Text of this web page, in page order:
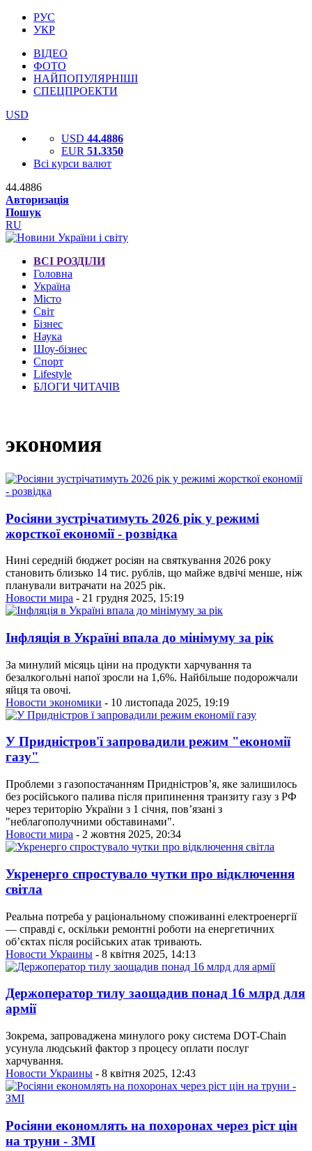
РУС
УКР
ВІДЕО
ФОТО
НАЙПОПУЛЯРНІШІ
СПЕЦПРОЕКТИ
USD
USD 44.4886
EUR 51.3350
Всі курси валют
44.4886
Авторизація
Пошук
RU
ВСІ РОЗДІЛИ
Головна
Україна
Місто
Світ
Бізнес
Наука
Шоу-бізнес
Спорт
Lifestyle
БЛОГИ ЧИТАЧІВ
экономия
Росіяни зустрічатимуть 2026 рік у режимі
жорсткої економії - розвідка
Нині середній бюджет росіян на святкування 2026 року
становить близько 14 тис. рублів, що майже вдвічі менше, ніж
планували витрачати на 2025 рік.
Новости мира - 21 грудня 2025, 15:19
Інфляція в Україні впала до мінімуму за рік
За минулий місяць ціни на продукти харчування та
безалкогольні напої зросли на 1,6%. Найбільше подорожчали
яйця та овочі.
Новости экономики - 10 листопада 2025, 19:19
У Придністров'ї запровадили режим "економії
газу"
Проблеми з газопостачанням Придністров’я, яке залишилось
без російського палива після припинення транзиту газу з РФ
через територію України з 1 січня, пов’язані з
"неблагополучними обставинами".
Новости мира - 2 жовтня 2025, 20:34
Укренерго спростувало чутки про відключення
світла
Реальна потреба у раціональному споживанні електроенергії
— справді є, оскільки ремонтні роботи на енергетичних
обʼєктах після російських атак тривають.
Новости Украины - 8 квітня 2025, 14:13
Держоператор тилу заощадив понад 16 млрд для
армії
Зокрема, запроваджена минулого року система DOT-Chain
усунула людський фактор з процесу оплати послуг
харчування.
Новости Украины - 8 квітня 2025, 12:43
Росіяни економлять на похоронах через ріст цін
на труни - ЗМІ